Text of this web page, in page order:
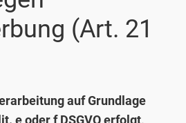
(Art. 21
auf Grundlage
e oder f DSGVO erfolgt,